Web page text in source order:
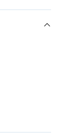
pour une